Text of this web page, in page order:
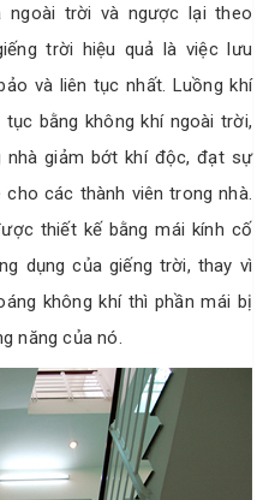
ngoài trời và ngược lại theo
trời hiệu quả là việc lưu
và liên tục nhất. Luồng khí
bằng không khí ngoài trời,
nhà giảm bớt khí độc, đạt sự
các thành viên trong nhà.
thiết kế bằng mái kính cố
dụng của giếng trời, thay vì
không khí thì phần mái bị
năng của nó.